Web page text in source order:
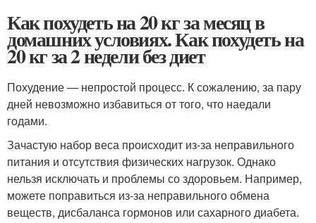
Как похудеть на 20 кг за месяц в
домашних условиях. Как похудеть на
20 кг за 2 недели без диет
Похудение — непростой процесс. К сожалению, за пару
дней невозможно избавиться от того, что наедали
годами.
Зачастую набор веса происходит из-за неправильного
питания и отсутствия физических нагрузок. Однако
нельзя исключать и проблемы со здоровьем. Например,
можете поправиться из-за неправильного обмена
веществ, дисбаланса гормонов или сахарного диабета.